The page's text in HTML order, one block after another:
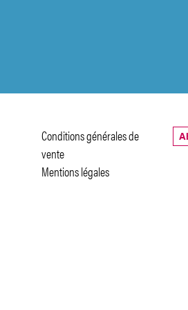
Conditions générales de
vente
Mentions légales